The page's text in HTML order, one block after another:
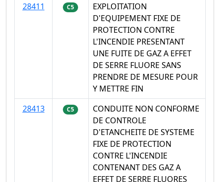
28411
C5
EXPLOITATION
D'EQUIPEMENT FIXE DE
PROTECTION CONTRE
L'INCENDIE PRESENTANT
UNE FUITE DE GAZ A EFFET
DE SERRE FLUORE SANS
PRENDRE DE MESURE POUR
Y METTRE FIN
28413
C5
CONDUITE NON CONFORME
DE CONTROLE
D'ETANCHEITE DE SYSTEME
FIXE DE PROTECTION
CONTRE L'INCENDIE
CONTENANT DES GAZ A
EFFET DE SERRE FLUORES